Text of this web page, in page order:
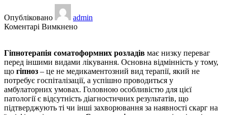
Опубліковано
admin
Коментарі Вимкненодо
розладів
Гіпнотерапія соматоформних розладів має низку переваг
перед іншими видами лікування. Основна відмінність у тому,
що гіпноз – це не медикаментозний вид терапії, який не
потребує госпіталізації, а успішно проводиться у
амбулаторних умовах. Головною особливістю для цієї
патології є відсутність діагностичних результатів, що
підтверджують ті чи інші захворювання за наявності скарг на